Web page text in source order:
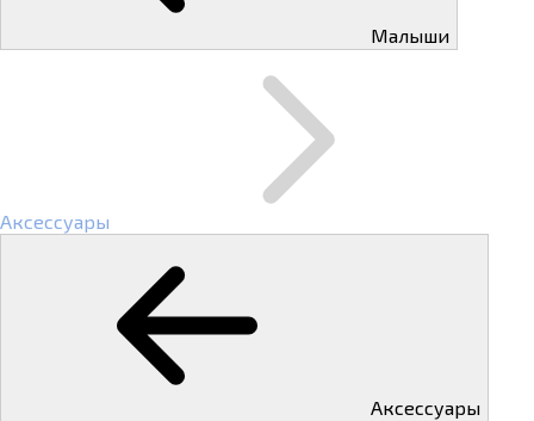
Малыши
Аксессуары
Аксессуары